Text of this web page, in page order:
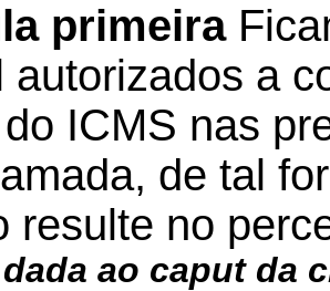
primeira
autorizados a
ICMS nas
de tal
resulte no
ao caput da